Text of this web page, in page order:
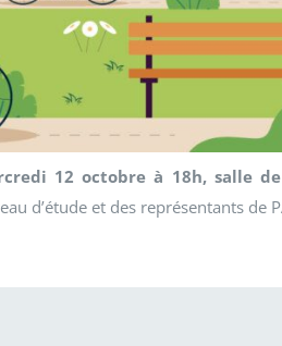
12 octobre à 18h, salle de
d’étude et des représentants de